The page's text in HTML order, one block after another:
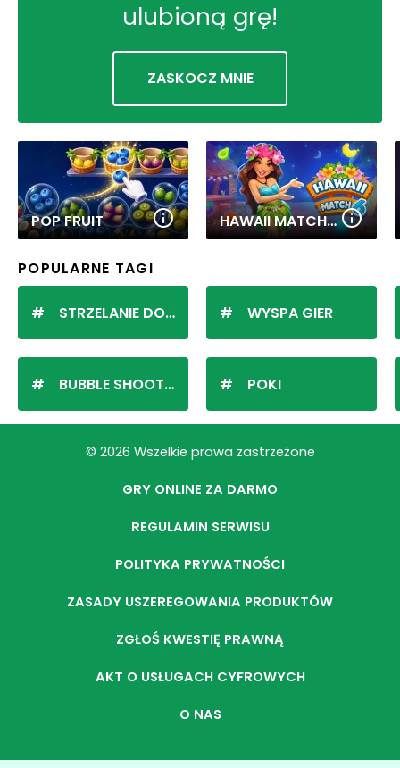
ulubioną grę!
ZASKOCZ MNIE
POP FRUIT HAWAII MATCH 6
POPULARNE TAGI
STRZELANIE DO KULEK
BUBBLE SHOOTER
WYSPA GIER
POKI
© 2026 Wszelkie prawa zastrzeżone
GRY ONLINE ZA DARMO
REGULAMIN SERWISU
POLITYKA PRYWATNOŚCI
ZASADY USZEREGOWANIA PRODUKTÓW
ZGŁOŚ KWESTIĘ PRAWNĄ
AKT O USŁUGACH CYFROWYCH
O NAS